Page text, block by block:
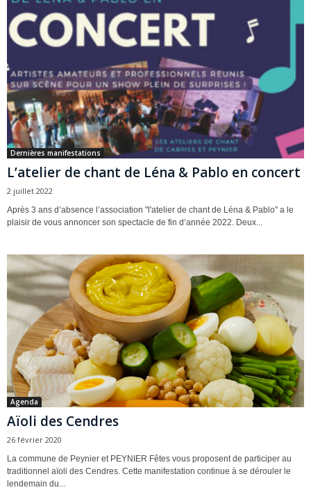
Dernières manifestations
L’atelier de chant de Léna & Pablo en concert
2 juillet 2022
Après 3 ans d’absence l’association "l'atelier de chant de Léna & Pablo" a le
plaisir de vous annoncer son spectacle de fin d’année 2022. Deux...
Agenda
Aïoli des Cendres
26 février 2020
La commune de Peynier et PEYNIER Fêtes vous proposent de participer au
traditionnel aïoli des Cendres. Cette manifestation continue à se dérouler le
lendemain du...